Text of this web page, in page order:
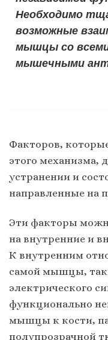
Необходимо
возможные
мышцы со
мышечными
Факторов,
этого механизма,
устранении и
направленные на
Эти факторы
на внутренние и
К внутренним
самой мышцы,
электрического
функционально
мышцы к кости,
полупрозрачной